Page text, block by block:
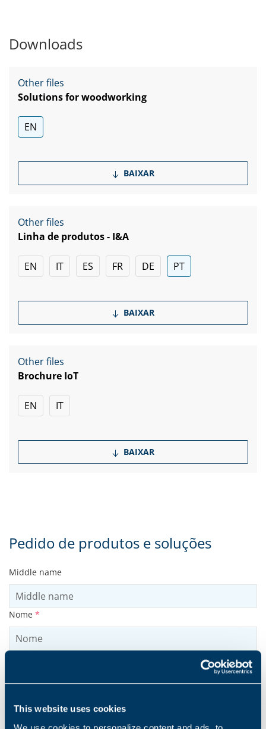
This website uses cookies
Downloads
Other files
Solutions for woodworking
EN
BAIXAR
Other files
Linha de produtos - I&A
EN IT ES FR DE PT
BAIXAR
Other files
Brochure IoT
EN IT
BAIXAR
Pedido de produtos e soluções
Middle name
Nome *